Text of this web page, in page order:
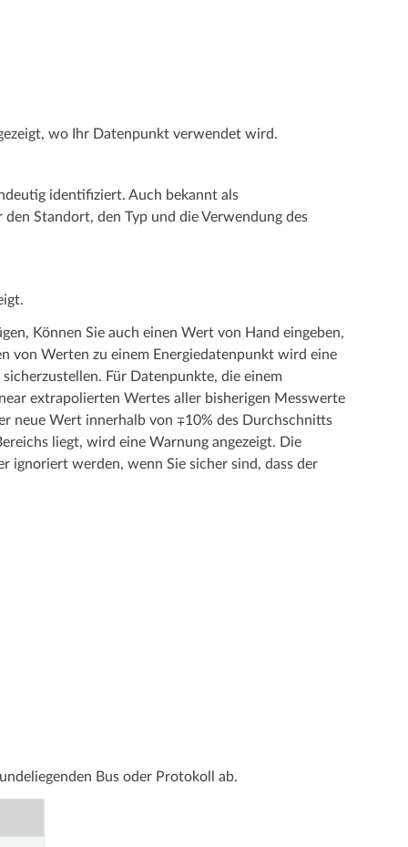
wo Ihr Datenpunkt verwendet wird.
identifiziert. Auch bekannt als
Standort, den Typ und die Verwendung des
Können Sie auch einen Wert von Hand eingeben,
von Werten zu einem Energiedatenpunkt wird eine
Für Datenpunkte, die einem
extrapolierten Wertes aller bisherigen Messwerte
neue Wert innerhalb von ∓10% des Durchschnitts
liegt, wird eine Warnung angezeigt. Die
ignoriert werden, wenn Sie sicher sind, dass der
Bus oder Protokoll ab.